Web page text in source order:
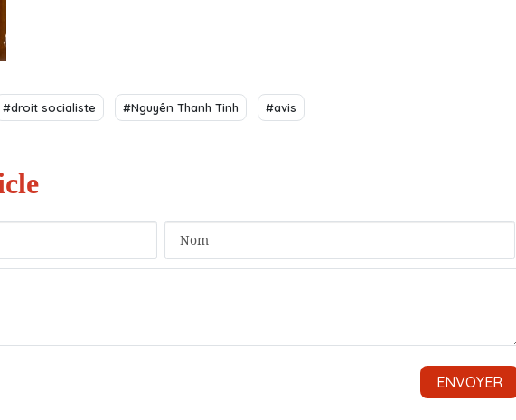
#droit socialiste #Nguyên Thanh Tinh #avis